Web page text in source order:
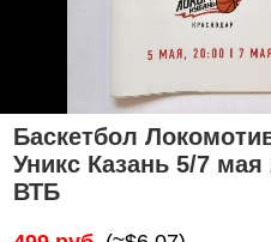
Баскетбол
Уникс Казань 5/7
ВТБ